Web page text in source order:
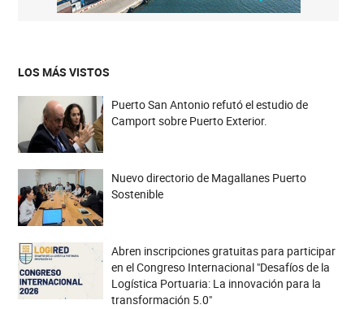
LOS MÁS VISTOS
Puerto San Antonio refutó el estudio de
Camport sobre Puerto Exterior.
Nuevo directorio de Magallanes Puerto
Sostenible
Abren inscripciones gratuitas para participar
en el Congreso Internacional "Desafíos de la
Logística Portuaria: La innovación para la
transformación 5.0"